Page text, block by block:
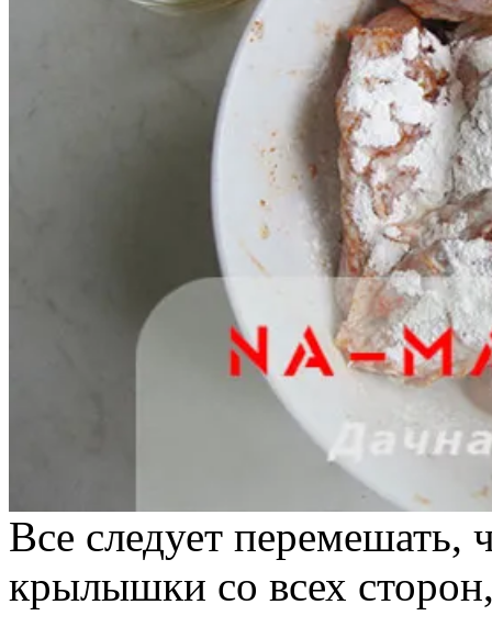
Все следует перемешать,
крылышки со всех